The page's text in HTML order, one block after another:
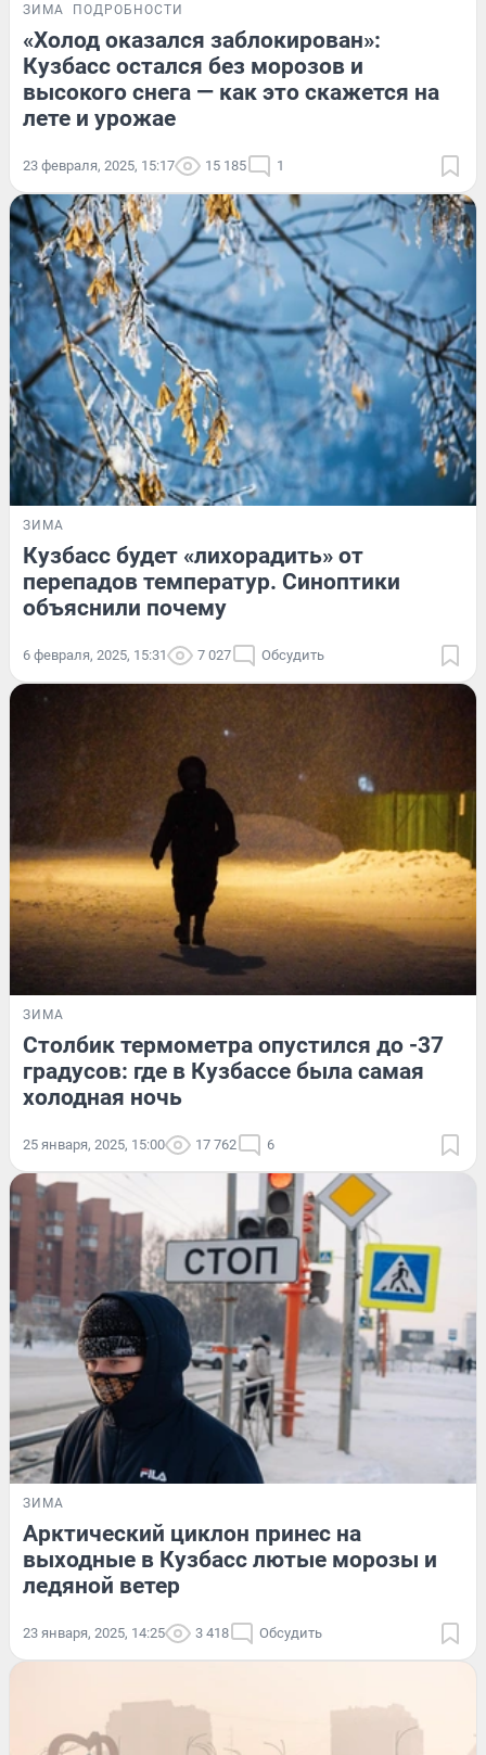
ЗИМА ПОДРОБНОСТИ
«Холод оказался заблокирован»:
Кузбасс остался без морозов и
высокого снега — как это скажется на
лете и урожае
23 февраля, 2025, 15:17 15 185 1
ЗИМА
Кузбасс будет «лихорадить» от
перепадов температур. Синоптики
объяснили почему
6 февраля, 2025, 15:31 7 027 Обсудить
ЗИМА
Столбик термометра опустился до -37
градусов: где в Кузбассе была самая
холодная ночь
25 января, 2025, 15:00 17 762 6
ЗИМА
Арктический циклон принес на
выходные в Кузбасс лютые морозы и
ледяной ветер
23 января, 2025, 14:25 3 418 Обсудить